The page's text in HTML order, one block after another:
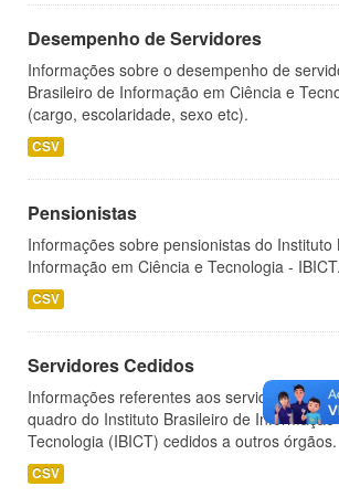
Desempenho de Servidores
Informações sobre o desempenho de
Brasileiro de Informação em Ciência e
(cargo, escolaridade, sexo etc).
CSV
Pensionistas
Informações sobre pensionistas do Instituto
Informação em Ciência e Tecnologia - IBICT.
CSV
Servidores Cedidos
Informações referentes aos servidores
quadro do Instituto Brasileiro de
Tecnologia (IBICT) cedidos a outros órgãos.
CSV